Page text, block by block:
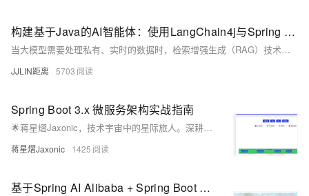
构建基于Java的AI智能体：使用LangChain4j与Spring AI实现RAG应用
当大模型需要处理私有、实时的数据时，检索增强生成（RAG）技术成为了核心解决方案。本文深入探讨如何在Java生态中构建具备RAG能力的AI智能体。我们将介绍新兴的Spring AI项目与成熟的LangChain4j框架，详细演示如何从零开始构建一个能够查询私有知识库的智能问答系统。内容涵盖文档加载与分块、向量数据库集成、语义检索以及与大模型的最终合成，并提供完整的代码实现，为Java开发者开启构建复杂AI智能体的大门。
JJLIN距离 5703
Spring Boot 3.x 微服务架构实战指南
🌟蒋星熠Jaxonic，技术宇宙中的星际旅人。深耕Spring Boot 3.x与微服务架构，探索云原生、性能优化与高可用系统设计。以代码为笔，在二进制星河中谱写极客诗篇。关注我，共赴技术星辰大海！（238字）
蒋星熠Jaxonic 1425
基于Spring AI Alibaba + Spring Boot + Ollama搭建本地AI对话机器人API